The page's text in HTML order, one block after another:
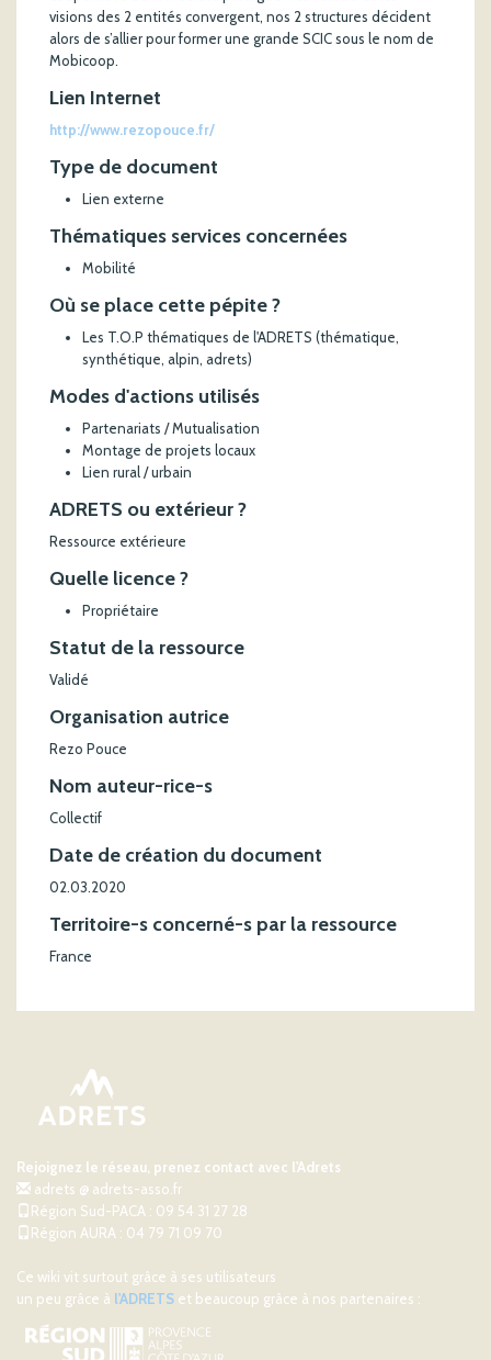
visions des 2 entités convergent, nos 2 structures décident
alors de s’allier pour former une grande SCIC sous le nom de
Mobicoop.
Lien Internet
http://www.rezopouce.fr/
Type de document
Lien externe
Thématiques services concernées
Mobilité
Où se place cette pépite ?
Les T.O.P thématiques de l'ADRETS (thématique,
synthétique, alpin, adrets)
Modes d'actions utilisés
Partenariats / Mutualisation
Montage de projets locaux
Lien rural / urbain
ADRETS ou extérieur ?
Ressource extérieure
Quelle licence ?
Propriétaire
Statut de la ressource
Validé
Organisation autrice
Rezo Pouce
Nom auteur-rice-s
Collectif
Date de création du document
02.03.2020
Territoire-s concerné-s par la ressource
France
Rejoignez le réseau, prenez contact avec l'Adrets
adrets @ adrets-asso.fr
Région Sud-PACA : 09 54 31 27 28
Région AURA : 04 79 71 09 70
Ce wiki vit surtout grâce à ses utilisateurs
un peu grâce à l'ADRETS et beaucoup grâce à nos partenaires :